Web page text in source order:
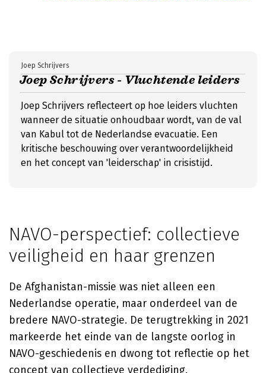
Joep Schrijvers - Vluchtende leiders
Joep Schrijvers
Joep Schrijvers reflecteert op hoe leiders vluchten
wanneer de situatie onhoudbaar wordt, van de val
van Kabul tot de Nederlandse evacuatie. Een
kritische beschouwing over verantwoordelijkheid
en het concept van 'leiderschap' in crisistijd.
NAVO-perspectief: collectieve
veiligheid en haar grenzen
De Afghanistan-missie was niet alleen een
Nederlandse operatie, maar onderdeel van de
bredere NAVO-strategie. De terugtrekking in 2021
markeerde het einde van de langste oorlog in
NAVO-geschiedenis en dwong tot reflectie op het
concept van collectieve verdediging.